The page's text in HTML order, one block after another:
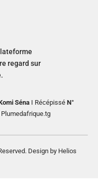
regard sur
SénaI RécépisséN°
Design by Helios